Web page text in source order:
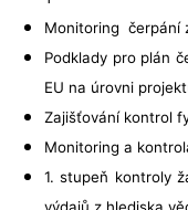
Monitoring čerpání
Podklady pro plán
EU na úrovni
Zajišťování kontrol
Monitoring a
1. stupeň kontroly